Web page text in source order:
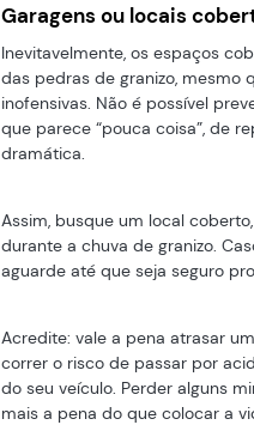
Garagens ou locais
Inevitavelmente, os espaços
das pedras de granizo, mesmo
inofensivas. Não é possível
que parece “pouca coisa”, de
dramática.
Assim, busque um local
durante a chuva de granizo.
aguarde até que seja seguro
Acredite: vale a pena atrasar
correr o risco de passar por
do seu veículo. Perder alguns
mais a pena do que colocar a